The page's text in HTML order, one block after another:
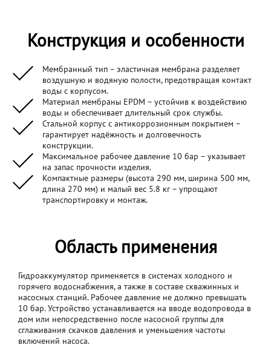
Конструкция и особенности
Мембранный тип – эластичная мембрана разделяет
воздушную и водяную полости, предотвращая контакт
воды с корпусом.
Материал мембраны EPDM – устойчив к воздействию
воды и обеспечивает длительный срок службы.
Стальной корпус с антикоррозионным покрытием –
гарантирует надёжность и долговечность
конструкции.
Максимальное рабочее давление 10 бар – указывает
на запас прочности изделия.
Компактные размеры (высота 290 мм, ширина 500 мм,
длина 270 мм) и малый вес 5.8 кг – упрощают
транспортировку и монтаж.
Область применения
Гидроаккумулятор применяется в системах холодного и
горячего водоснабжения, а также в составе скважинных и
насосных станций. Рабочее давление не должно превышать
10 бар. Устройство устанавливается на вводе водопровода в
дом или непосредственно после насосной группы для
сглаживания скачков давления и уменьшения частоты
включений насоса.